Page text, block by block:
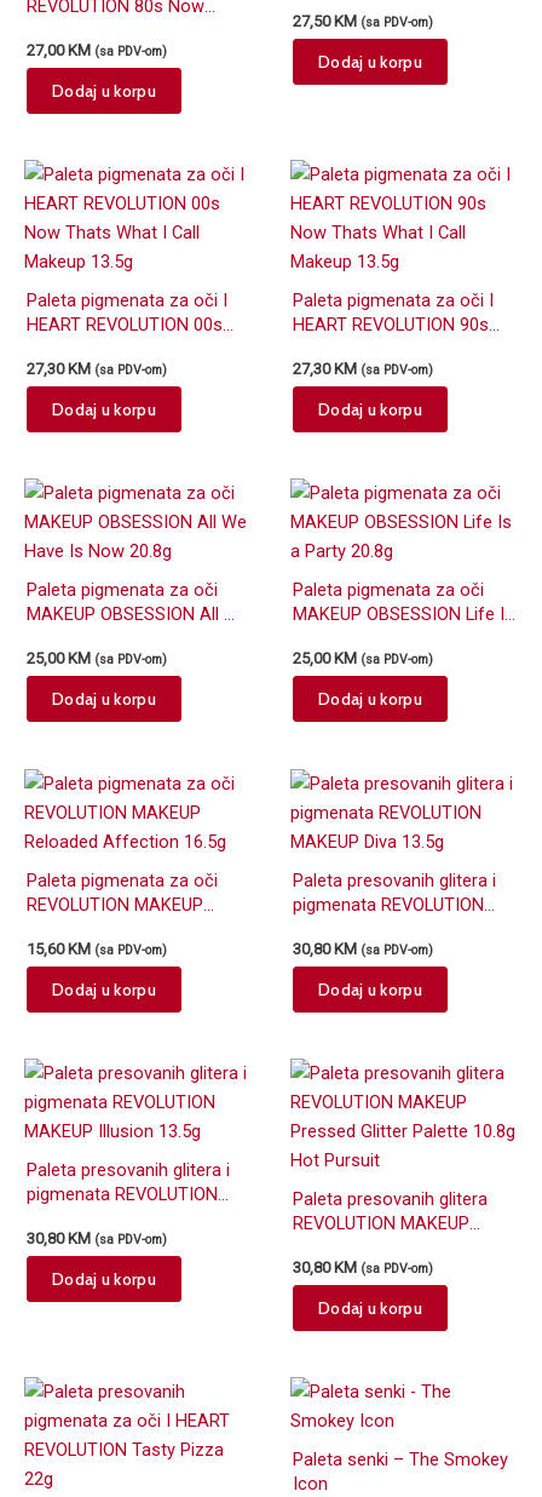
REVOLUTION 80s Now
13.5g
27,00KM (sa PDV-om)
Dodaj u korpu
27,50KM (sa PDV-om)
Dodaj u korpu
Paleta pigmenata za oči I
HEART REVOLUTION 00s
Makeup 13.5g
27,30 KM (sa PDV-om)
Dodaj u korpu
Paleta pigmenata za oči I
HEART REVOLUTION 90s
Makeup 13.5g
27,30 KM (sa PDV-om)
Dodaj u korpu
Paleta pigmenata za oči
MAKEUP OBSESSION All We
25,00 KM (sa PDV-om)
Dodaj u korpu
Paleta pigmenata za oči
MAKEUP OBSESSION Life Is
25,00 KM (sa PDV-om)
Dodaj u korpu
Paleta pigmenata za oči
REVOLUTION MAKEUP
15,60KM (sa PDV-om)
Dodaj u korpu
Paleta presovanih glitera i
pigmenata REVOLUTION
30,80KM (sa PDV-om)
Dodaj u korpu
Paleta presovanih glitera i
pigmenata REVOLUTION
30,80 KM (sa PDV-om)
Dodaj u korpu
Paleta presovanih glitera
REVOLUTION MAKEUP
10.8g Hot Pursuit
30,80 KM (sa PDV-om)
Dodaj u korpu
Paleta senki – The Smokey
Icon